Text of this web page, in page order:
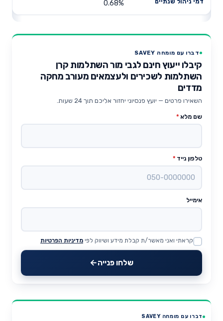
0.68%
דברו עם מומחה SAVEY
קיבלו ייעוץ חינם לגבי מור השתלמות קרן
השתלמות לשכירים ולעצמאים מעורב מחקה
מדדים
השאירו פרטים — יועץ פנסיוני יחזור אליכם תוך 24 שעות.
שם מלא *
טלפון נייד *
אימייל
Website
קראתי ואני מאשר/ת קבלת מידע ושיווק לפי מדיניות הפרטיות
שלחו פנייה
דברו עם מומחה SAVEY